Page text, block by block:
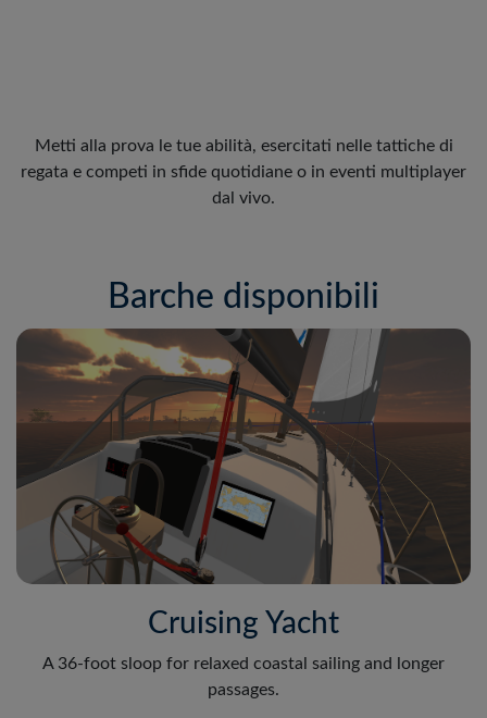
Metti alla prova le tue abilità, esercitati nelle tattiche di
regata e competi in sfide quotidiane o in eventi multiplayer
dal vivo.
Barche disponibili
Cruising Yacht
A 36-foot sloop for relaxed coastal sailing and longer
passages.